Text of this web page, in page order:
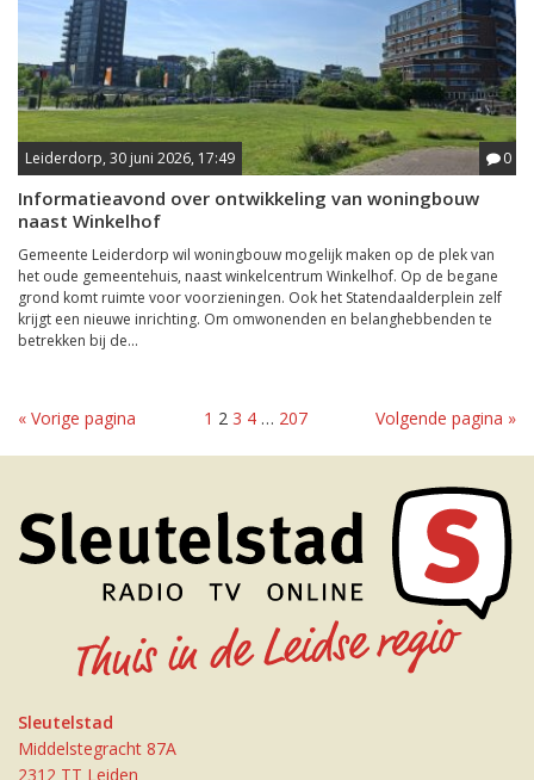
Leiderdorp, 30 juni 2026, 17:49 0
Informatieavond over ontwikkeling van woningbouw
naast Winkelhof
Gemeente Leiderdorp wil woningbouw mogelijk maken op de plek van
het oude gemeentehuis, naast winkelcentrum Winkelhof. Op de begane
grond komt ruimte voor voorzieningen. Ook het Statendaalderplein zelf
krijgt een nieuwe inrichting. Om omwonenden en belanghebbenden te
betrekken bij de...
« Vorige pagina 1 2 3 4 … 207 Volgende pagina »
Sleutelstad
Middelstegracht 87A
2312 TT Leiden